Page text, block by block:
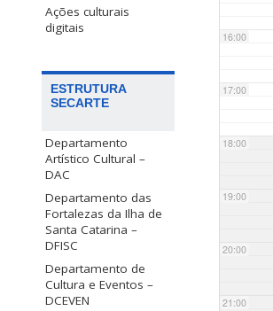
Ações culturais
digitais
ESTRUTURA
SECARTE
Departamento
Artístico Cultural –
DAC
Departamento das
Fortalezas da Ilha de
Santa Catarina –
DFISC
Departamento de
Cultura e Eventos –
DCEVEN
16:00
17:00
18:00
19:00
20:00
21:00